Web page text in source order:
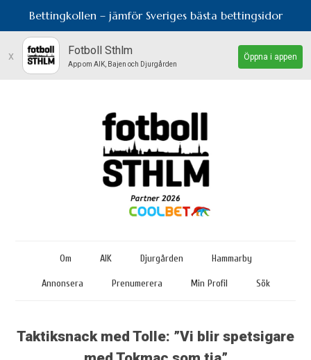
Bettingkollen – jämför Sveriges bästa bettingsidor
x Fotboll Sthlm
App om AIK, Bajen och Djurgården
Öppna i appen
Om AIK Djurgården Hammarby
Annonsera Prenumerera Min Profil Sök
Taktiksnack med Tolle: ”Vi blir spetsigare